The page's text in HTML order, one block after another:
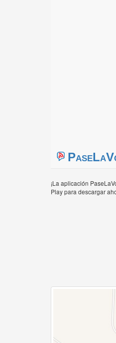
¡La aplicación
Play para descargar